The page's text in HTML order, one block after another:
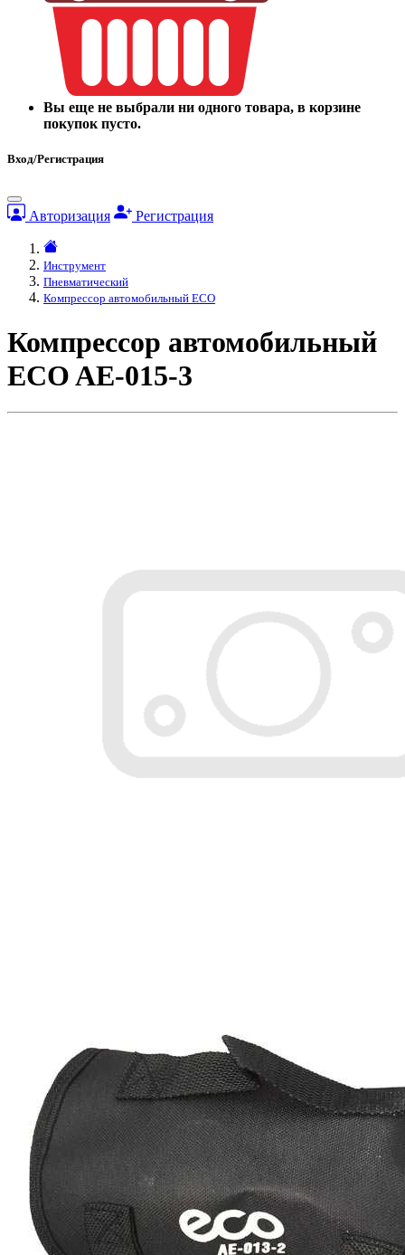
Вы еще не выбрали ни одного товара, в корзине
покупок пусто.
Вход/Регистрация
Авторизация Регистрация
Инструмент
Пневматический
Компрессор автомобильный ECO
Компрессор автомобильный
ECO AE-015-3